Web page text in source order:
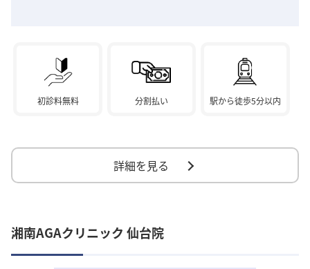
初診料無料 分割払い 駅から徒歩5分以内
詳細を見る
湘南AGAクリニック 仙台院